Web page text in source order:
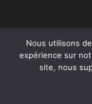
Les escargots
info@les-
Nous utilisons
expérience sur
site, nous